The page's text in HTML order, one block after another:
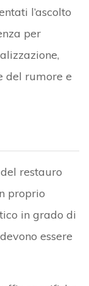
l’ascolto
per
del rumore e
restauro
proprio
in grado di
essere